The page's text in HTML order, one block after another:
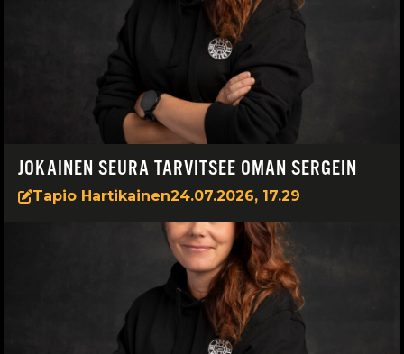
JOKAINEN SEURA TARVITSEE OMAN SERGEIN
Tapio Hartikainen24.07.2026, 17.29